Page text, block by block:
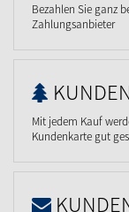
Bezahlen Sie ganz
Zahlungsanbieter
Mit jedem Kauf
Kundenkarte gut